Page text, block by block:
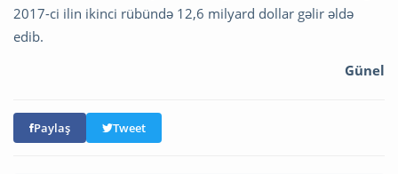
2017-ci ilin ikinci rübündə 12,6 milyard dollar gəlir əldə
edib.
Günel
Paylaş Tweet